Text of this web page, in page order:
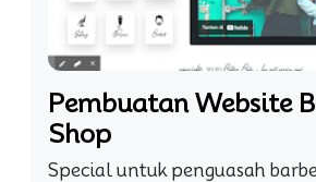
Pembuatan Website
Shop
Special untuk penguasah